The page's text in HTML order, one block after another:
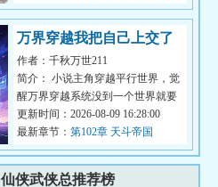
...
么
万界穿越我把自己上交了
作者：千秋万世211
简介： 小说主角穿越平行世界，觉
醒万界穿越系统没到一个世界就要
完成任务才能回归，主角就是一
宅...
更新时间：2026-08-09 16:28:00
最新章节： 第102章 天斗帝国
仙侠武侠总推荐榜